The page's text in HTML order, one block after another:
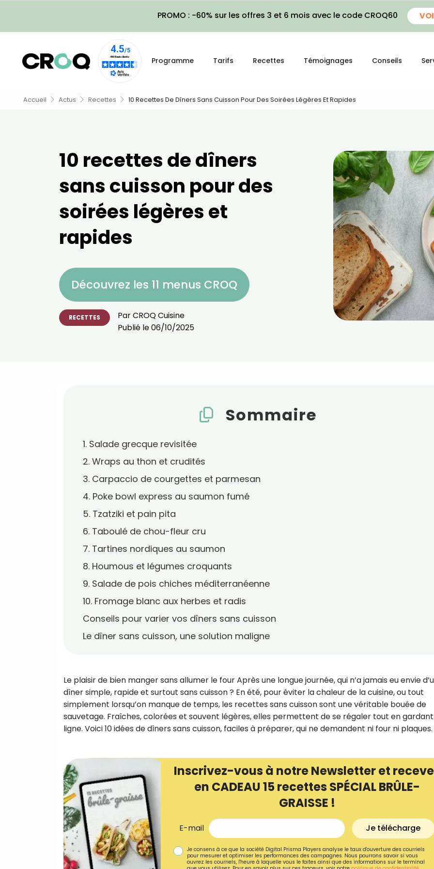
PROMO : -60% sur les offres 3 et 6 mois avec le code CROQ60
Programme Tarifs Recettes Témoignages Conseils
Accueil Actus Recettes 10 Recettes De Dîners Sans Cuisson Pour Des Soirées Légères Et Rapides
10 recettes de dîners
sans cuisson pour des
soirées légères et
rapides
Découvrez les 11 menus CROQ
RECETTES ParCROQ Cuisine
Publié le06/10/2025
Sommaire
1. Salade grecque revisitée
2. Wraps au thon et crudités
3. Carpaccio de courgettes et parmesan
4. Poke bowl express au saumon fumé
5. Tzatziki et pain pita
6. Taboulé de chou-fleur cru
7. Tartines nordiques au saumon
8. Houmous et légumes croquants
9. Salade de pois chiches méditerranéenne
10. Fromage blanc aux herbes et radis
Conseils pour varier vos dîners sans cuisson
Le dîner sans cuisson, une solution maligne
Le plaisir de bien manger sans allumer le four Après une longue journée, qui n’a jamais eu envie
dîner simple, rapide et surtout sans cuisson ? En été, pour éviter la chaleur de la cuisine, ou tout
simplement lorsqu’on manque de temps, les recettes sans cuisson sont une véritable bouée de
sauvetage. Fraîches, colorées et souvent légères, elles permettent de se régaler tout en
ligne. Voici 10 idées de dîners sans cuisson, faciles à préparer, qui ne demandent ni four ni plaques.
Inscrivez-vous à notre Newsletter et
en CADEAU 15 recettes SPÉCIAL BRÛLE-
GRAISSE !
E-mail Je télécharge
Je consens à ce que la société Digital Prisma Players analyse le taux d'ouverture des courriels
pour mesurer et optimiser les performances des campagnes. Nous pourrons savoir si vous
ouvrez les courriels, l'heure à laquelle vous le faites ainsi que des informations sur le terminal
recettes inédites de
!
Ainsi que la newsletter